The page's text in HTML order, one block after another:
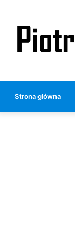
Strona główna